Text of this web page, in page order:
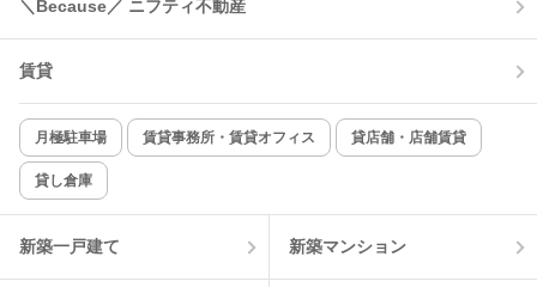
＼Because／ ニフティ不動産
賃貸
月極駐車場 賃貸事務所・賃貸オフィス 貸店舗・店舗賃貸
貸し倉庫
新築一戸建て 新築マンション